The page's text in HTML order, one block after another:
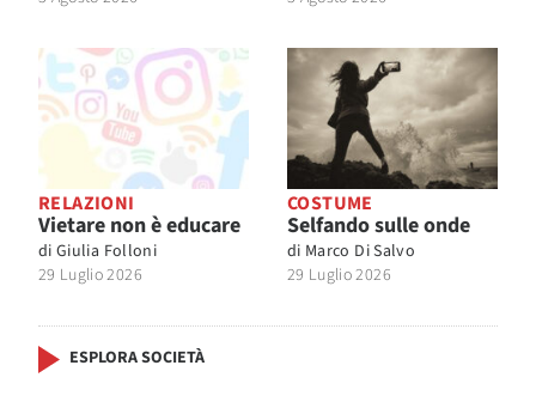
RELAZIONI
Vietare non è educare
di Giulia Folloni
29 Luglio 2026
COSTUME
Selfando sulle onde
di Marco Di Salvo
29 Luglio 2026
ESPLORA SOCIETÀ